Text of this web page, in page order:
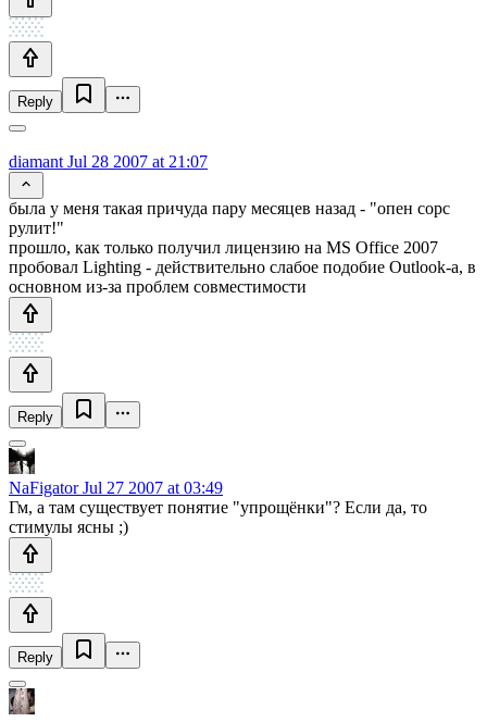
Reply
diamant Jul 28 2007 at 21:07
была у меня такая причуда пару месяцев назад - "опен сорс
рулит!"
прошло, как только получил лицензию на MS Office 2007
пробовал Lighting - действительно слабое подобие Outlook-а, в
основном из-за проблем совместимости
Reply
NaFigatorJul 27 2007 at 03:49
Гм, а там существует понятие "упрощёнки"? Если да, то
стимулы ясны ;)
Reply